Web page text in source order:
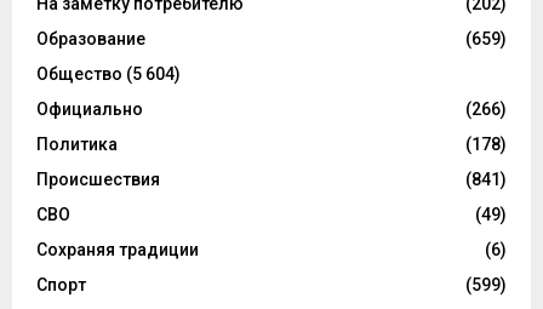
Образование
(659)
Общество (5 604)
Официально
(266)
Политика
(178)
Происшествия
(841)
СВО
(49)
Сохраняя традиции
(6)
Спорт
(599)